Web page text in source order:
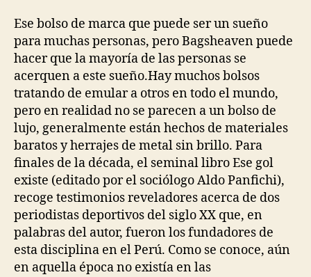
Ese bolso de marca que puede ser un sueño
para muchas personas, pero Bagsheaven puede
hacer que la mayoría de las personas se
acerquen a este sueño.Hay muchos bolsos
tratando de emular a otros en todo el mundo,
pero en realidad no se parecen a un bolso de
lujo, generalmente están hechos de materiales
baratos y herrajes de metal sin brillo. Para
finales de la década, el seminal libro Ese gol
existe (editado por el sociólogo Aldo Panfichi),
recoge testimonios reveladores acerca de dos
periodistas deportivos del siglo XX que, en
palabras del autor, fueron los fundadores de
esta disciplina en el Perú. Como se conoce, aún
en aquella época no existía en las